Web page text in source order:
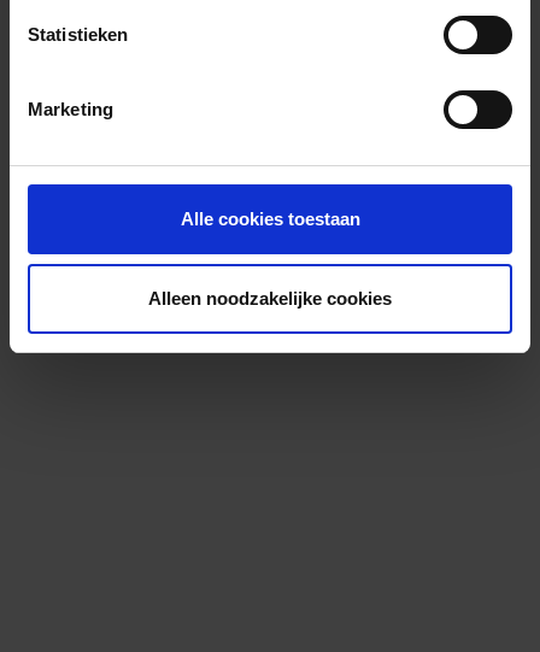
Statistieken
Marketing
Alle cookies toestaan
Alleen noodzakelijke cookies